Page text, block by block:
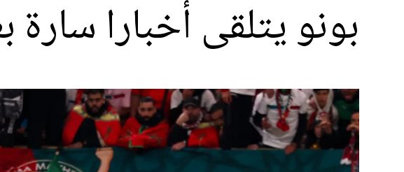
بونو يتلقى أخبارا سارة